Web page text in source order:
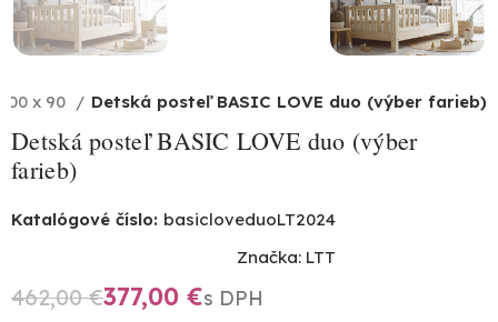
x 90 Detská posteľ BASIC LOVE duo (výber farieb)
Detská posteľ BASIC LOVE duo (výber
farieb)
Katalógové číslo: basicloveduoLT2024
Značka: LTT
462,00€377,00€